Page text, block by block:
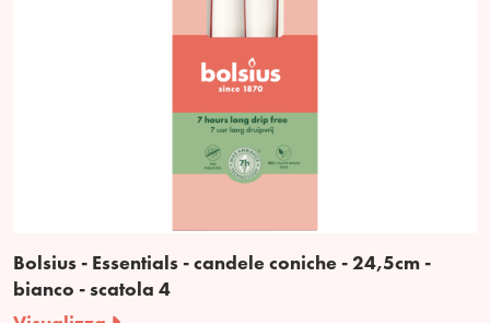
Bolsius - Essentials - candele coniche - 24,5cm -
bianco - scatola 4